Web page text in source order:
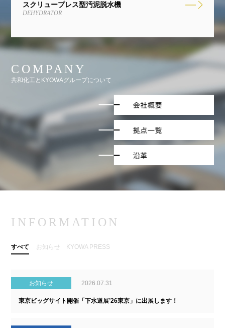
スクリュープレス型汚泥脱水機
DEHYDRATOR
COMPANY
共和化工とKYOWAグループについて
INFORMATION
すべて お知らせ KYOWA PRESS
お知らせ 2026.07.31
東京ビッグサイト開催「下水道展’26東京」に出展します！